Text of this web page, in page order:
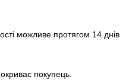
можливе протягом 14 днів
покупець.